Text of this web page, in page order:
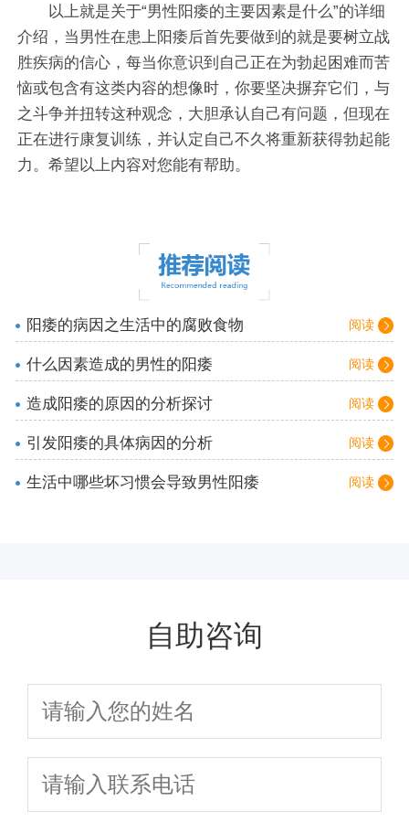
以上就是关于“男性阳痿的主要因素是什么”的详细
介绍，当男性在患上阳痿后首先要做到的就是要树立战
胜疾病的信心，每当你意识到自己正在为勃起困难而苦
恼或包含有这类内容的想像时，你要坚决摒弃它们，与
之斗争并扭转这种观念，大胆承认自己有问题，但现在
正在进行康复训练，并认定自己不久将重新获得勃起能
力。希望以上内容对您能有帮助。
阅读
阳痿的病因之生活中的腐败食物
阅读
什么因素造成的男性的阳痿
阅读
造成阳痿的原因的分析探讨
阅读
引发阳痿的具体病因的分析
阅读
生活中哪些坏习惯会导致男性阳痿
自助咨询